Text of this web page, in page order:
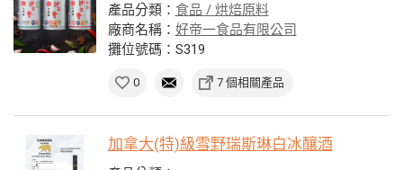
產品分類： 食品 / 烘焙原料
廠商名稱： 好帝一食品有限公司
攤位號碼：S319
0 7 個相關產品
加拿大(特)級雪野瑞斯琳白冰釀酒